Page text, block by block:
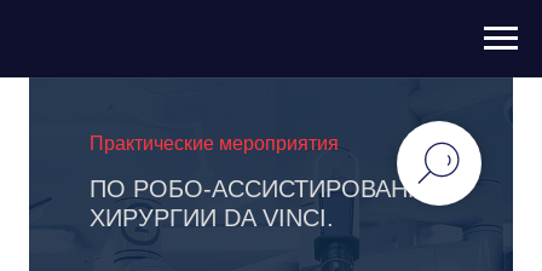
Практические мероприятия
ПО РОБО-АССИСТИРОВАННОЙ
ХИРУРГИИ DA VINCI.